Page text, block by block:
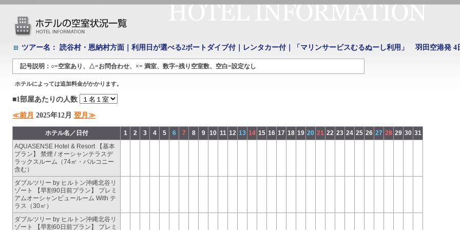
ツアー名： 読谷村・恩納村方面｜利用日が選べる2ボートダイブ付｜レンタカー付｜「マリンサービスむるぬーし利用」 羽田空港発 4
記号説明：○=空室あり、△=お問合わせ、×= 満室、数字=残り空室数、空白=設定なし
ホテルによっては追加料金がかかります。
■1部屋あたりの人数
≪前月 2025年12月 翌月≫
ホテル名／日付 1 2 3 4 5 6 7 8 9 10 11 12 13 14 15 16 17 18 19 20 21 22 23 24 25 26 27 28 29 30 31
AQUASENSE Hotel & Resort 【基本
プラン】 禁煙 / オーシャンテラスデ
ラックスルーム（74㎡・バルコニー
含む）
ダブルツリー by ヒルトン沖縄北谷リ
ゾート 【早割90日前プラン】 プレミ
アムオーシャンビュールーム With テ
ラス（30㎡）
ダブルツリー by ヒルトン沖縄北谷リ
ゾート 【早割60日前プラン】 プレミ